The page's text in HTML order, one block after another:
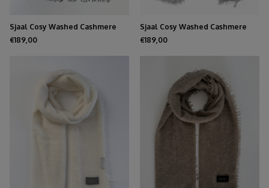
Sjaal Cosy Washed Cashmere
Medium Grey
€189,00
Sjaal Cosy Washed Cashmere
Light Grey
€189,00